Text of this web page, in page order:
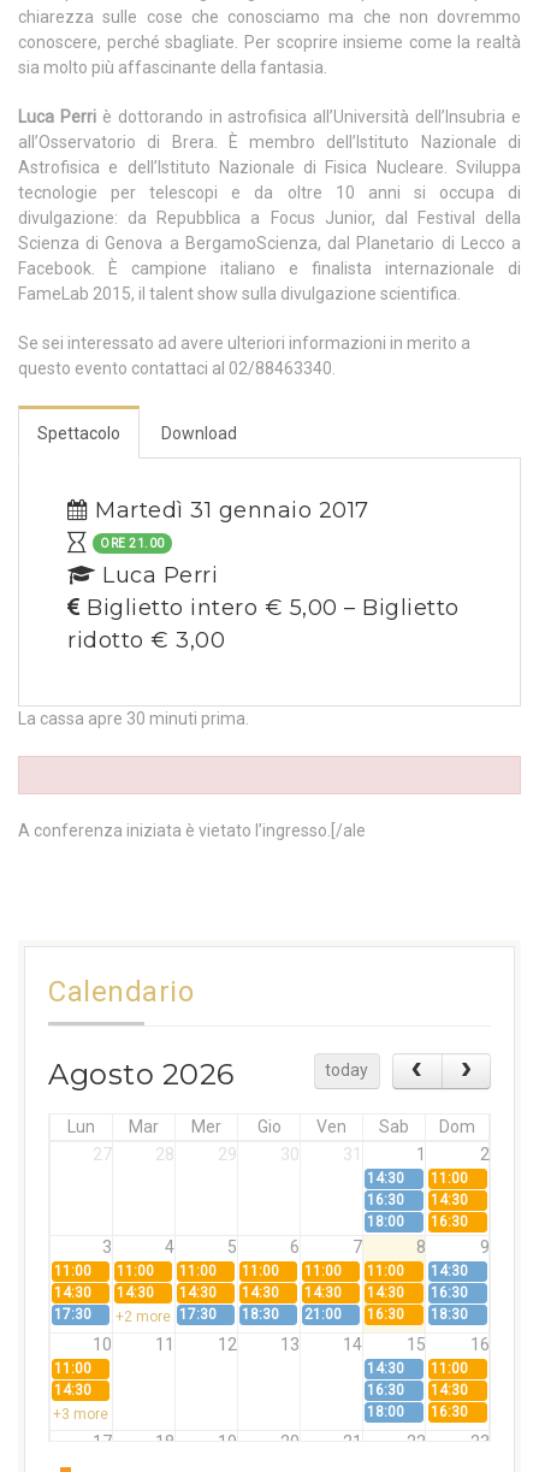
chiarezza sulle cose che conosciamo ma che non dovremmo
conoscere, perché sbagliate. Per scoprire insieme come la realtà
sia molto più affascinante della fantasia.
Luca Perriè dottorando in astrofisica all’Università dell’Insubria e
all’Osservatorio di Brera. È membro dell’Istituto Nazionale di
Astrofisica e dell’Istituto Nazionale di Fisica Nucleare. Sviluppa
tecnologie per telescopi e da oltre 10 anni si occupa di
divulgazione: da Repubblica a Focus Junior, dal Festival della
Scienza di Genova a BergamoScienza, dal Planetario di Lecco a
Facebook. È campione italiano e finalista internazionale di
FameLab 2015, il talent show sulla divulgazione scientifica.
Se sei interessato ad avere ulteriori informazioni in merito a
questo evento contattaci al 02/88463340.
Spettacolo Download
Martedì 31 gennaio 2017
ORE 21.00
Luca Perri
Biglietto intero € 5,00 – Biglietto
ridotto € 3,00
La cassa apre 30 minuti prima.
A conferenza iniziata è vietato l’ingresso.[/ale
Calendario
Agosto 2026 today
Lun Mar Mer Gio Ven Sab
Dom
27
28 29 30 31 1 2
14:30
11:00
16:30
14:30
18:00
16:30
3 4 5 6 7 8 9
11:00 11:00 11:00 11:00 11:00 11:00
14:30
14:30
14:30 14:30 14:30 14:30 14:30
16:30
17:30
+2 more 17:30 18:30 21:00 16:30 18:30
10 11 12 13 14 15 16
11:00 14:30
11:00
14:30
16:30
14:30
+3 more
18:00 16:30
17 18 19 20 21 22 23
11:00